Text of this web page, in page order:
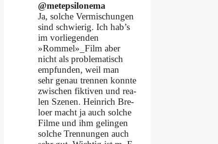
@metepsilonema
Ja, sol­che Ver­mi­schun­gen
sind schwie­rig. Ich hab’s
im vor­lie­gen­den
»Rommel»_Film aber
nicht als pro­ble­ma­tisch
emp­fun­den, weil man
sehr ge­nau tren­nen konn­te
zwi­schen fik­ti­ven und rea­
len Sze­nen. Hein­rich Bre­
lo­er macht ja auch sol­che
Fil­me und ihm ge­lin­gen
sol­che Tren­nun­gen auch